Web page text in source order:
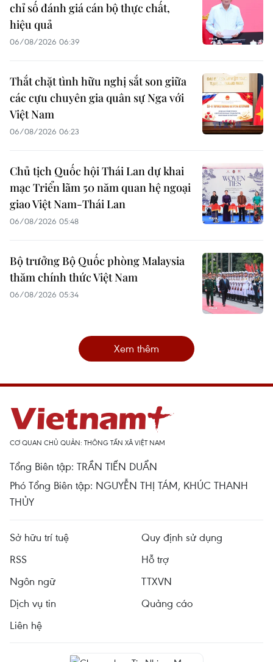
chỉ số đánh giá cán bộ thực chất,
hiệu quả
06/08/2026 06:39
Thắt chặt tình hữu nghị sắt son giữa
các cựu chuyên gia quân sự Nga với
Việt Nam
06/08/2026 06:23
Chủ tịch Quốc hội Thái Lan dự khai
mạc Triển lãm 50 năm quan hệ ngoại
giao Việt Nam-Thái Lan
06/08/2026 05:48
Bộ trưởng Bộ Quốc phòng Malaysia
thăm chính thức Việt Nam
06/08/2026 05:34
Xem thêm
CƠ QUAN CHỦ QUẢN: THÔNG TẤN XÃ VIỆT NAM
Tổng Biên tập: TRẦN TIẾN DUẨN
Phó Tổng Biên tập: NGUYỄN THỊ TÁM, KHÚC THANH
THỦY
Sở hữu trí tuệ
Quy định sử dụng
RSS
Hỗ trợ
Ngôn ngữ
TTXVN
Dịch vụ tin
Quảng cáo
Liên hệ